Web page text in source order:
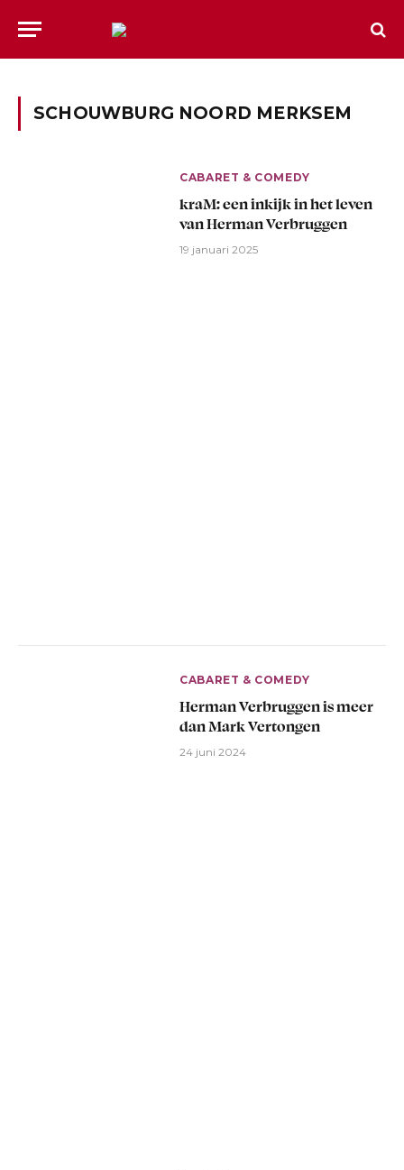
SCHOUWBURG NOORD MERKSEM
CABARET & COMEDY
kraM: een inkijk in het leven
van Herman Verbruggen
19 januari 2025
CABARET & COMEDY
Herman Verbruggen is meer
dan Mark Vertongen
24 juni 2024